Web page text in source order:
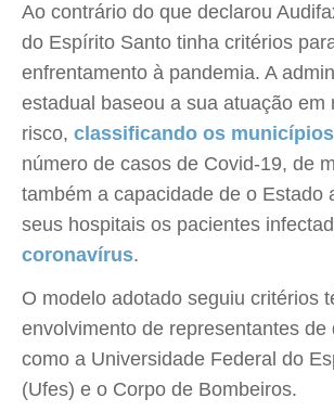
Ao contrário do que declarou
do Espírito Santo tinha critérios
enfrentamento à pandemia. A
estadual baseou a sua atuação em
risco, classificando os municípios
número de casos de Covid-19, de
também a capacidade de o Estado
seus hospitais os pacientes
coronavírus.
O modelo adotado seguiu critérios
envolvimento de representantes de
como a Universidade Federal do
(Ufes) e o Corpo de Bombeiros.